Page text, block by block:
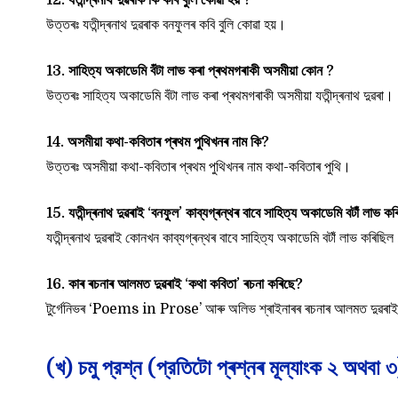
উত্তৰঃ যতীন্দ্ৰনাথ দুৱৰাক বনফুলৰ কবি বুলি কোৱা হয়।
13. সাহিত্য অকাডেমি বঁটা লাভ কৰা প্ৰথমগৰাকী অসমীয়া কোন ?
উত্তৰঃ সাহিত্য অকাডেমি বঁটা লাভ কৰা প্ৰথমগৰাকী অসমীয়া যতীন্দ্ৰনাথ দুৱৰা।
14. অসমীয়া কথা-কবিতাৰ প্ৰথম পুথিখনৰ নাম কি?
উত্তৰঃ অসমীয়া কথা-কবিতাৰ প্ৰথম পুথিখনৰ নাম কথা-কবিতাৰ পুথি।
15. যতীন্দ্ৰনাথ দুৱৰাই ‘বনফুল’ কাব্যগ্ৰন্থৰ বাবে সাহিত্য অকাডেমি বটাঁ লাভ
যতীন্দ্ৰনাথ দুৱৰাই কোনখন কাব্যগ্ৰন্থৰ বাবে সাহিত্য অকাডেমি বটাঁ লাভ
16. কাৰ ৰচনাৰ আলমত দুৱৰাই ‘কথা কবিতা’ ৰচনা কৰিছে?
টুৰ্গেনিভৰ ‘Poems in Prose’ আৰু অলিভ শ্ৰাইনাৰৰ ৰচনাৰ আলমত দুৱৰাই
(খ) চমু প্রশ্ন (প্রতিটো প্ৰশ্নৰ মূল্যাংক ২ অথবা